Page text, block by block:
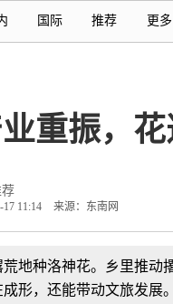
国际 推荐 更多
重振，花
17 11:14 来源：东南网
地种洛神花。乡里推动
形，还能带动文旅发展。